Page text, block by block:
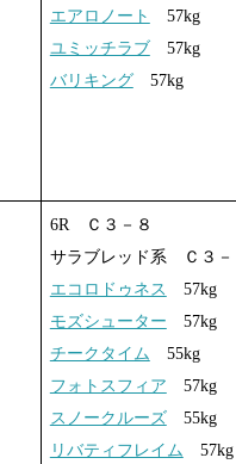
エアロノート
57kg
ユミッチラブ 57kg
バリキング57kg
6R Ｃ３－８
サラブレッド系 Ｃ３
エコロドゥネス
57kg
モズシューター 57kg
チークタイム 55kg
フォトスフィア 57kg
スノークルーズ55kg
リバティフレイム 57kg